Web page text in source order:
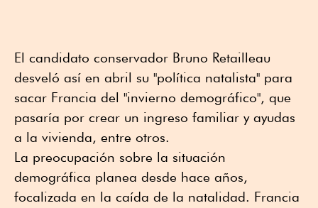
El candidato conservador Bruno Retailleau
desveló así en abril su "política natalista" para
sacar Francia del "invierno demográfico", que
pasaría por crear un ingreso familiar y ayudas
a la vivienda, entre otros.
La preocupación sobre la situación
demográfica planea desde hace años,
focalizada en la caída de la natalidad. Francia